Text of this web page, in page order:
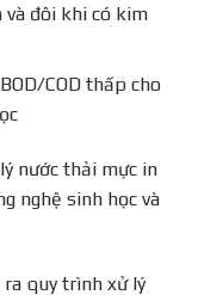
và đôi khi có kim
COD thấp cho
nước thải mực in
nghệ sinh học và
quy trình xử lý